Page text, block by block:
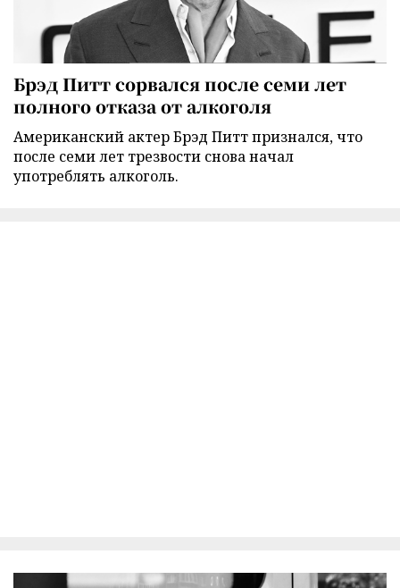
Брэд Питт сорвался после семи лет
полного отказа от алкоголя
Американский актер Брэд Питт признался, что
после семи лет трезвости снова начал
употреблять алкоголь.